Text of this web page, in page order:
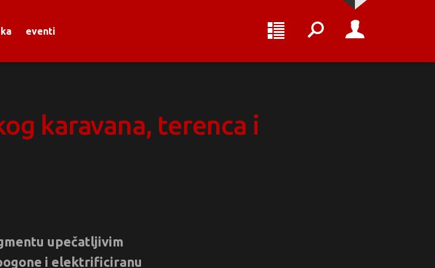
eventi
karavana, terenca i
upečatljivim
i elektrificiranu